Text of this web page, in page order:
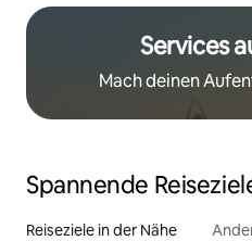
Services
Mach deinen
Spannende
Reiseziele in der Nähe